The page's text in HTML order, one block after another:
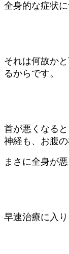
全身的な症状に
それは何故か
るからです。
首が悪くなる
神経も、お腹
まさに全身が
早速治療に入り